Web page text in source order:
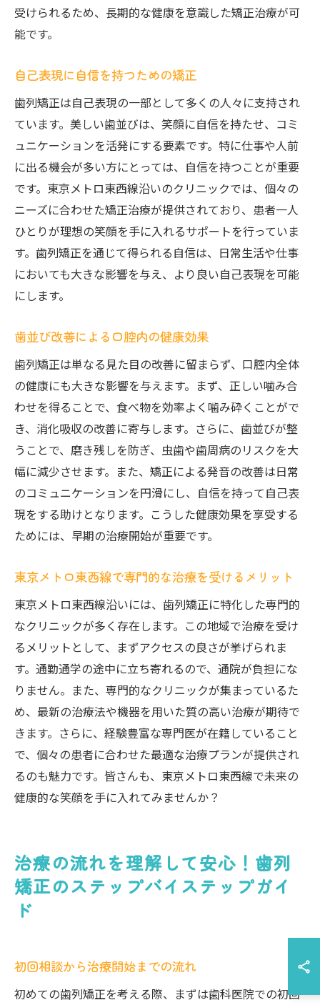
受けられるため、長期的な健康を意識した矯正治療が可
能です。
自己表現に自信を持つための矯正
歯列矯正は自己表現の一部として多くの人々に支持され
ています。美しい歯並びは、笑顔に自信を持たせ、コミ
ュニケーションを活発にする要素です。特に仕事や人前
に出る機会が多い方にとっては、自信を持つことが重要
です。東京メトロ東西線沿いのクリニックでは、個々の
ニーズに合わせた矯正治療が提供されており、患者一人
ひとりが理想の笑顔を手に入れるサポートを行っていま
す。歯列矯正を通じて得られる自信は、日常生活や仕事
においても大きな影響を与え、より良い自己表現を可能
にします。
歯並び改善による口腔内の健康効果
歯列矯正は単なる見た目の改善に留まらず、口腔内全体
の健康にも大きな影響を与えます。まず、正しい噛み合
わせを得ることで、食べ物を効率よく噛み砕くことがで
き、消化吸収の改善に寄与します。さらに、歯並びが整
うことで、磨き残しを防ぎ、虫歯や歯周病のリスクを大
幅に減少させます。また、矯正による発音の改善は日常
のコミュニケーションを円滑にし、自信を持って自己表
現をする助けとなります。こうした健康効果を享受する
ためには、早期の治療開始が重要です。
東京メトロ東西線で専門的な治療を受けるメリット
東京メトロ東西線沿いには、歯列矯正に特化した専門的
なクリニックが多く存在します。この地域で治療を受け
るメリットとして、まずアクセスの良さが挙げられま
す。通勤通学の途中に立ち寄れるので、通院が負担にな
りません。また、専門的なクリニックが集まっているた
め、最新の治療法や機器を用いた質の高い治療が期待で
きます。さらに、経験豊富な専門医が在籍していること
で、個々の患者に合わせた最適な治療プランが提供され
るのも魅力です。皆さんも、東京メトロ東西線で未来の
健康的な笑顔を手に入れてみませんか？
治療の流れを理解して安心！歯列
矯正のステップバイステップガイ
ド
初回相談から治療開始までの流れ
初めての歯列矯正を考える際、まずは歯科医院での初回